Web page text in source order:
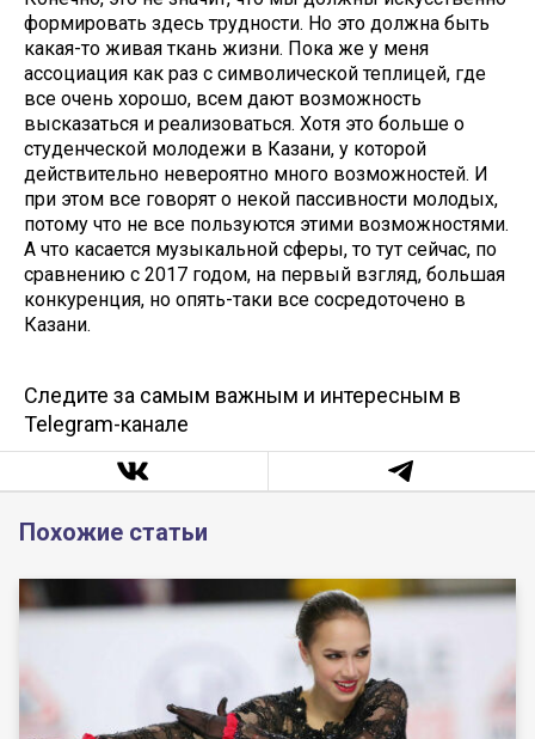
формировать здесь трудности. Но это должна быть
какая-то живая ткань жизни. Пока же у меня
ассоциация как раз с символической теплицей, где
все очень хорошо, всем дают возможность
высказаться и реализоваться. Хотя это больше о
студенческой молодежи в Казани, у которой
действительно невероятно много возможностей. И
при этом все говорят о некой пассивности молодых,
потому что не все пользуются этими возможностями.
А что касается музыкальной сферы, то тут сейчас, по
сравнению с 2017 годом, на первый взгляд, большая
конкуренция, но опять-таки все сосредоточено в
Казани.
Следите за самым важным и интересным в
Telegram-канале
Похожие статьи